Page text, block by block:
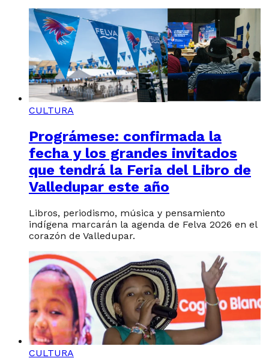
CULTURA
Prográmese: confirmada la
fecha y los grandes invitados
que tendrá la Feria del Libro de
Valledupar este año
Libros, periodismo, música y pensamiento
indígena marcarán la agenda de Felva 2026 en el
corazón de Valledupar.
CULTURA